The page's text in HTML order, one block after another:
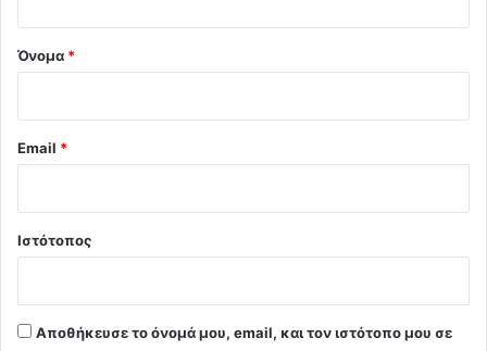
Όνομα *
Email *
Ιστότοπος
Αποθήκευσε το όνομά μου, email, και τον ιστότοπο μου σε